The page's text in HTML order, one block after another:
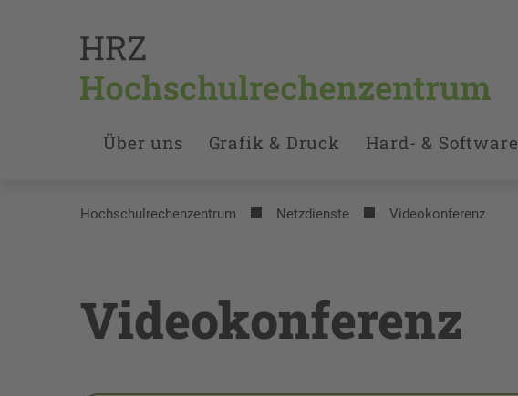
Über uns Grafik & Druck Hard- & Software
Hochschulrechenzentrum Netzdienste Videokonferenz
Videokonferenz